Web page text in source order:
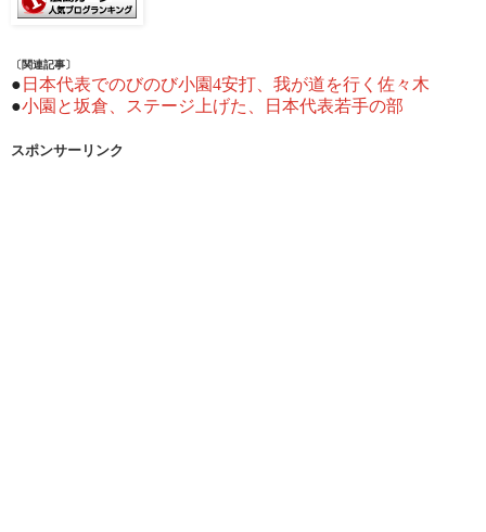
〔関連記事〕
● 日本代表でのびのび小園4安打、我が道を行く佐々木
●小園と坂倉、ステージ上げた、日本代表若手の部
スポンサーリンク